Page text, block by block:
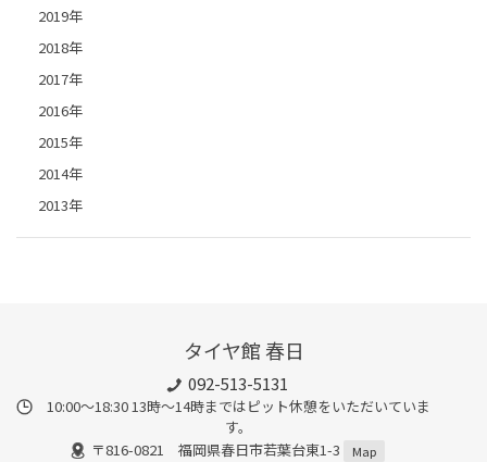
2019年
2018年
2017年
2016年
2015年
2014年
2013年
タイヤ館 春日
092-513-5131
10:00～18:30 13時〜14時まではピット休憩をいただいていま
す。
〒816-0821 福岡県春日市若葉台東1-3
Map